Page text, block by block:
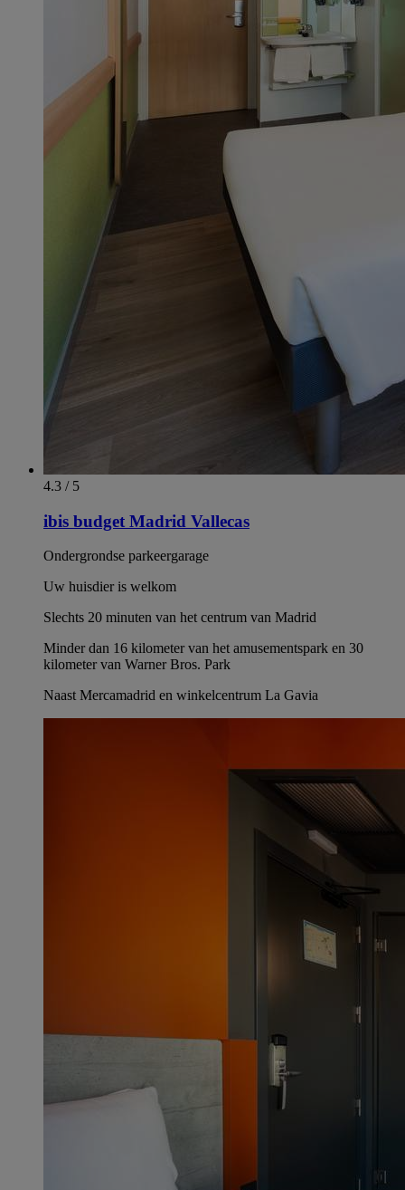
4.3 / 5
ibis budget Madrid Vallecas
Ondergrondse parkeergarage
Uw huisdier is welkom
Slechts 20 minuten van het centrum van Madrid
Minder dan 16 kilometer van het amusementspark en 30
kilometer van Warner Bros. Park
Naast Mercamadrid en winkelcentrum La Gavia